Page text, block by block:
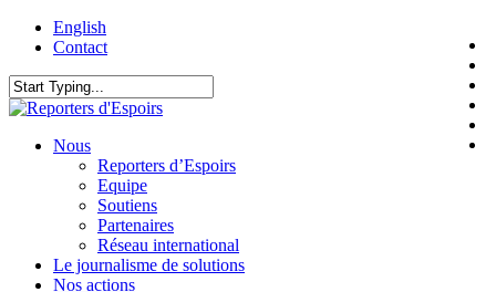
Skip
content
English
Contact
Close
search
Menu
Nous
Reporters d’Espoirs
Equipe
Soutiens
Partenaires
Réseau international
Le journalisme de solutions
Nos actions